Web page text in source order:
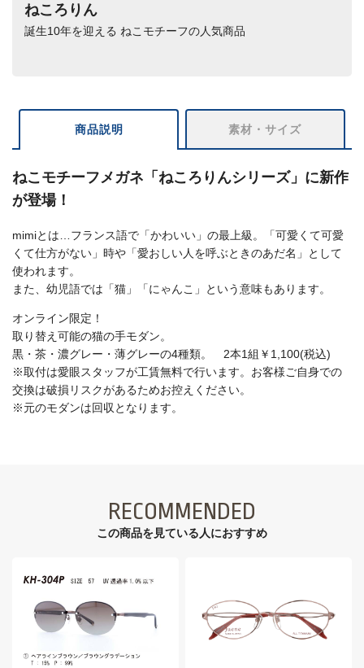
ねころりん
誕生10年を迎える ねこモチーフの人気商品
商品説明 素材・サイズ
ねこモチーフメガネ「ねころりんシリーズ」に新作
が登場！
mimiとは…フランス語で「かわいい」の最上級。「可愛くて可愛
くて仕方がない」時や「愛おしい人を呼ぶときのあだ名」として
使われます。
また、幼児語では「猫」「にゃんこ」という意味もあります。
オンライン限定！
取り替え可能の猫の手モダン。
黒・茶・濃グレー・薄グレーの4種類。 2本1組￥1,100(税込)
※取付は愛眼スタッフが工賃無料で行います。お客様ご自身での
交換は破損リスクがあるためお控えください。
※元のモダンは回収となります。
RECOMMENDED
この商品を見ている⼈におすすめ